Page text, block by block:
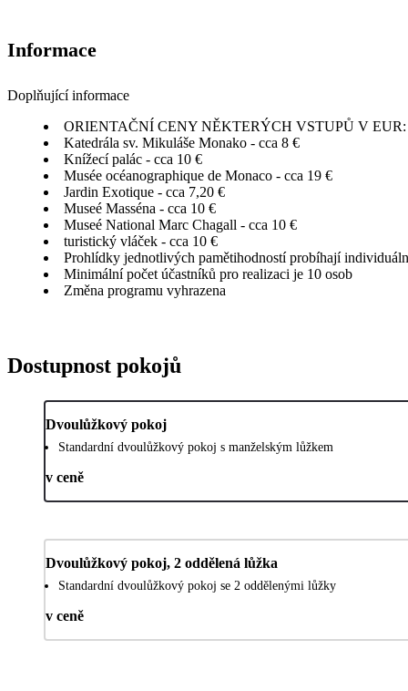
Informace
Doplňující informace
ORIENTAČNÍ CENY NĚKTERÝCH VSTUPŮ V EUR:
Katedrála sv. Mikuláše Monako - cca 8 €
Knížecí palác - cca 10 €
Musée océanographique de Monaco - cca 19 €
Jardin Exotique - cca 7,20 €
Museé Masséna - cca 10 €
Museé National Marc Chagall - cca 10 €
turistický vláček - cca 10 €
Prohlídky jednotlivých pamětihodností probíhají
Minimální počet účastníků pro realizaci je 10 osob
Změna programu vyhrazena
Dostupnost pokojů
Dvoulůžkový pokoj
Standardní dvoulůžkový pokoj s manželským lůžkem
v ceně
Dvoulůžkový pokoj, 2 oddělená lůžka
Standardní dvoulůžkový pokoj se 2 oddělenými lůžky
v ceně